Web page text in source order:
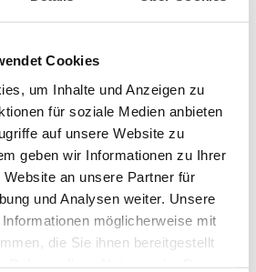
Cookies
um Inhalte und Anzeigen zu
für soziale Medien anbieten
auf unsere Website zu
geben wir Informationen zu Ihrer
an unsere Partner für
und Analysen weiter. Unsere
möglicherweise mit
die Sie ihnen bereitgestellt
„Aryzta“ hat einen neuen
(45 Jahre) leitet seit Mai 2025
Food Solutions GmbH“, Freiburg. Das
für TK-Backwaren im Außer-Haus-
Sales Director führt Antonio Catalano
Innendienst, das Key-Account-
und im Export. Er berichtet an